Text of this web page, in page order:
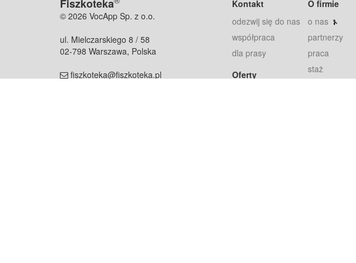
Fiszkoteka
© 2026 VocApp Sp. z o.o.
ul. Mielczarskiego 8 / 58
02-798 Warszawa, Polska
fiszkoteka@fiszkoteka.pl
Kontakt
odezwij się do nas
współpraca
dla prasy
Oferty
O firmie
o nas
partnerzy
praca
staż